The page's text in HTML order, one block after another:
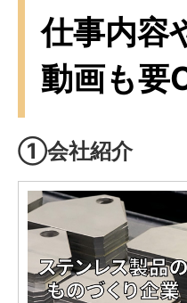
仕事内容
動画も要
①会社紹介